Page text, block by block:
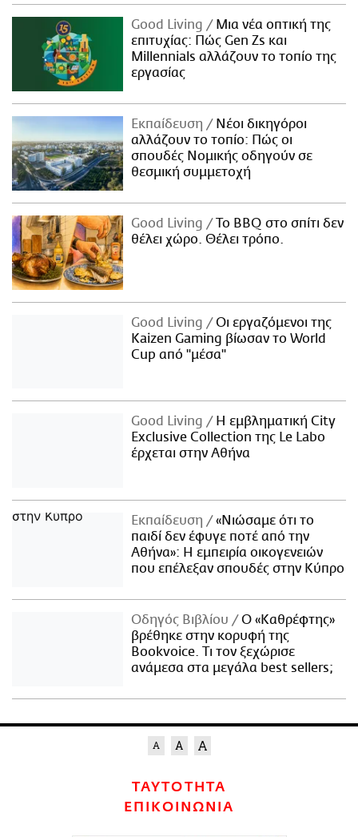
Good Living
Μια νέα οπτική της
επιτυχίας: Πώς Gen Zs και
Millennials αλλάζουν το τοπίο της
εργασίας
Εκπαίδευση
Νέοι δικηγόροι
αλλάζουν το τοπίο: Πώς οι
σπουδές Νομικής οδηγούν σε
θεσμική συμμετοχή
Good Living
Το BBQ στο σπίτι δεν
θέλει χώρο. Θέλει τρόπο.
Good Living
Οι εργαζόμενοι της
Kaizen Gaming βίωσαν το World
Cup από "μέσα"
Good Living
Η εμβληματική City
Exclusive Collection της Le Labo
έρχεται στην Αθήνα
Εκπαίδευση
«Νιώσαμε ότι το
παιδί δεν έφυγε ποτέ από την
Αθήνα»: Η εμπειρία οικογενειών
που επέλεξαν σπουδές στην Κύπρο
Οδηγός Βιβλίου
Ο «Καθρέφτης»
βρέθηκε στην κορυφή της
Bookvoice. Τι τον ξεχώρισε
ανάμεσα στα μεγάλα best sellers;
ΤΑΥΤΟΤΗΤΑ
ΕΠΙΚΟΙΝΩΝΙΑ